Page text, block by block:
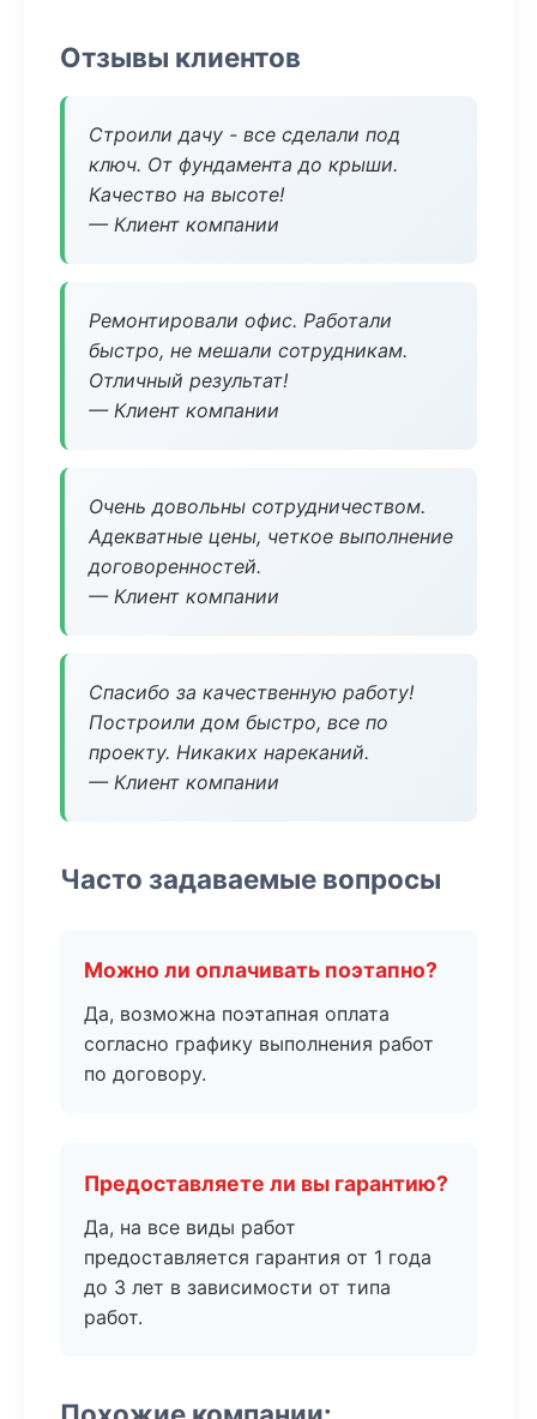
Отзывы клиентов
Строили дачу - все сделали под
ключ. От фундамента до крыши.
Качество на высоте!
— Клиент компании
Ремонтировали офис. Работали
быстро, не мешали сотрудникам.
Отличный результат!
— Клиент компании
Очень довольны сотрудничеством.
Адекватные цены, четкое выполнение
договоренностей.
— Клиент компании
Спасибо за качественную работу!
Построили дом быстро, все по
проекту. Никаких нареканий.
— Клиент компании
Часто задаваемые вопросы
Можно ли оплачивать поэтапно?
Да, возможна поэтапная оплата
согласно графику выполнения работ
по договору.
Предоставляете ли вы гарантию?
Да, на все виды работ
предоставляется гарантия от 1 года
до 3 лет в зависимости от типа
работ.